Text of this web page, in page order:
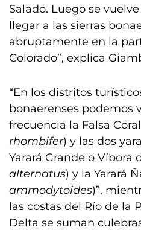
Salado. Luego se
llegar a las sierras
abruptamente en la
Colorado”, explica
“En los distritos
bonaerenses podemos
frecuencia la Falsa
rhombifer) y las dos
Yarará Grande o Víbora
alternatus) y la Yarará
ammodytoides)”,
las costas del Río de la
Delta se suman